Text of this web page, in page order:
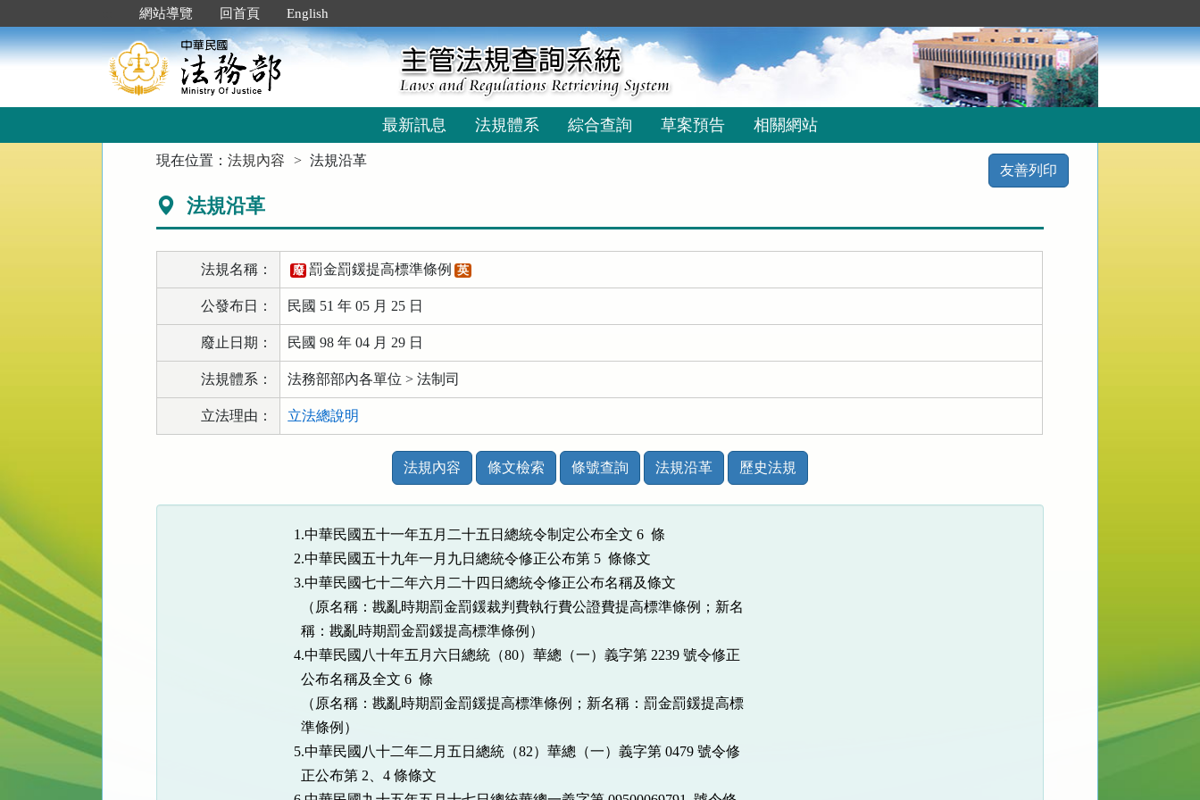
到
主
要
網站導覽 回首頁 English
最新訊息 法規體系 綜合查詢 草案預告 相關網站
現在位置：法規內容 法規沿革
友善列印
法規沿革
法規名稱： 廢 罰金罰鍰提高標準條例 英
公發布日： 民國 51 年 05 月 25 日
廢止日期： 民國 98 年 04 月 29 日
法規體系： 法務部部內各單位 > 法制司
立法理由： 立法總說明
功
法規內容 條文檢索 條號查詢 法規沿革 歷史法規
1.中華民國五十一年五月二十五日總統令制定公布全文 6  條
2.中華民國五十九年一月九日總統令修正公布第 5  條條文
3.中華民國七十二年六月二十四日總統令修正公布名稱及條文
  （原名稱：戡亂時期罰金罰鍰裁判費執行費公證費提高標準條例；新名
  稱：戡亂時期罰金罰鍰提高標準條例）
4.中華民國八十年五月六日總統（80）華總（一）義字第 2239 號令修正
  公布名稱及全文 6  條
  （原名稱：戡亂時期罰金罰鍰提高標準條例；新名稱：罰金罰鍰提高標
  準條例）
5.中華民國八十二年二月五日總統（82）華總（一）義字第 0479 號令修
  正公布第 2、4 條條文